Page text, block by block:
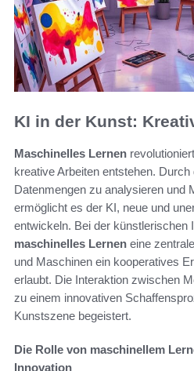
KI in der Kunst:
Maschinelles Lernen
kreative Arbeiten entstehen.
Datenmengen zu analysieren und
ermöglicht es der KI, neue und
entwickeln. Bei der künstlerischen
maschinelles Lernen eine
und Maschinen ein kooperatives
erlaubt. Die Interaktion zwischen
zu einem innovativen
Kunstszene begeistert.
Die Rolle von maschinellem
Innovation